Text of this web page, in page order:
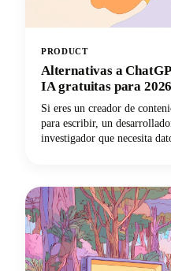
PRODUCT
Alternativas a
IA gratuitas para 2026
Si eres un creador de
para escribir, un
investigador que necesita
destacadas y te ayudamos a
transformará tu forma de